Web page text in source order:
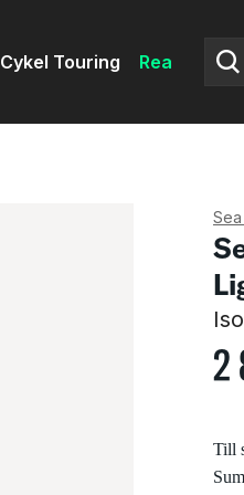
Cykel Touring Rea
2
Till